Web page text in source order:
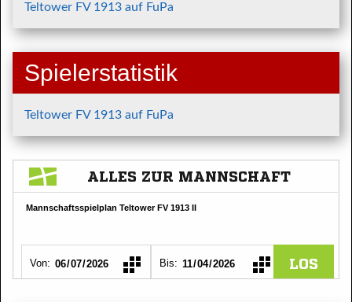
Teltower FV 1913 auf FuPa
Spielerstatistik
Teltower FV 1913 auf FuPa